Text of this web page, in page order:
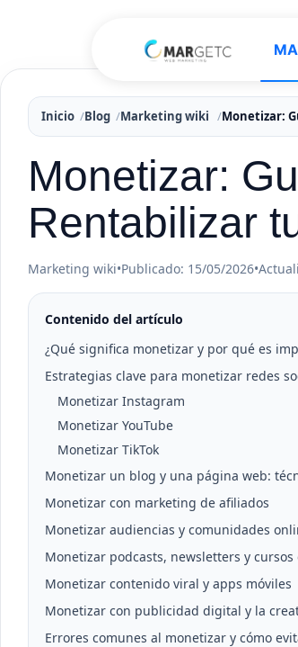
Inicio Blog Marketing wiki Monetizar:
Monetizar:
Rentabilizar
Marketing wiki•Publicado: 15/05/2026•
Contenido del artículo
¿Qué significa monetizar y por qué es
Estrategias clave para monetizar redes
Monetizar Instagram
Monetizar YouTube
Monetizar TikTok
Monetizar un blog y una página web:
Monetizar con marketing de afiliados
Monetizar audiencias y comunidades
Monetizar podcasts, newsletters y
Monetizar contenido viral y apps móviles
Monetizar con publicidad digital y la
Errores comunes al monetizar y cómo